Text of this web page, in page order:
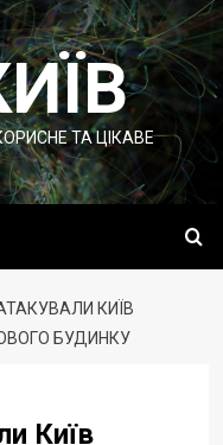
ТА ЦІКАВЕ
КИЇВ
БУДИНКУ
Київ